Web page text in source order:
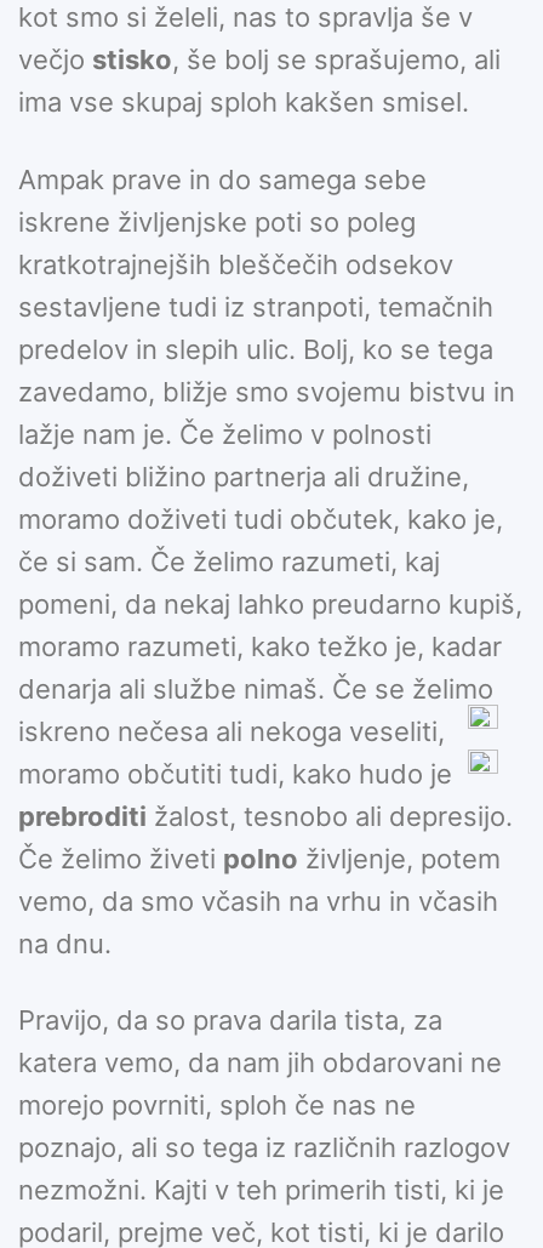
kot smo si želeli, nas to spravlja še v
večjo stisko, še bolj se sprašujemo, ali
ima vse skupaj sploh kakšen smisel.
Ampak prave in do samega sebe
iskrene življenjske poti so poleg
kratkotrajnejših bleščečih odsekov
sestavljene tudi iz stranpoti, temačnih
predelov in slepih ulic. Bolj, ko se tega
zavedamo, bližje smo svojemu bistvu in
lažje nam je. Če želimo v polnosti
doživeti bližino partnerja ali družine,
moramo doživeti tudi občutek, kako je,
če si sam. Če želimo razumeti, kaj
pomeni, da nekaj lahko preudarno kupiš,
moramo razumeti, kako težko je, kadar
denarja ali službe nimaš. Če se želimo
iskreno nečesa ali nekoga veseliti,
moramo občutiti tudi, kako hudo je
prebroditi žalost, tesnobo ali depresijo.
Če želimo živeti polno življenje, potem
vemo, da smo včasih na vrhu in včasih
na dnu.
Pravijo, da so prava darila tista, za
katera vemo, da nam jih obdarovani ne
morejo povrniti, sploh če nas ne
poznajo, ali so tega iz različnih razlogov
nezmožni. Kajti v teh primerih tisti, ki je
podaril, prejme več, kot tisti, ki je darilo